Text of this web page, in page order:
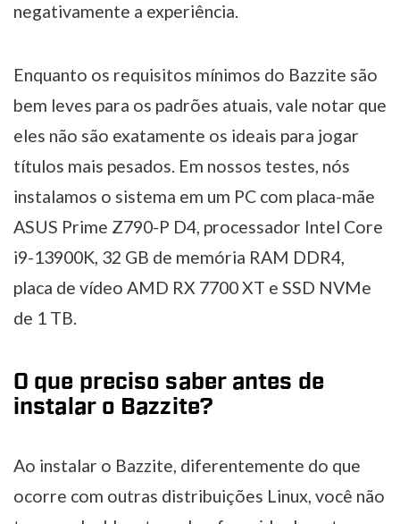
negativamente a experiência.
Enquanto os requisitos mínimos do Bazzite são
bem leves para os padrões atuais, vale notar que
eles não são exatamente os ideais para jogar
títulos mais pesados. Em nossos testes, nós
instalamos o sistema em um PC com placa-mãe
ASUS Prime Z790-P D4, processador Intel Core
i9-13900K, 32 GB de memória RAM DDR4,
placa de vídeo AMD RX 7700 XT e SSD NVMe
de 1 TB.
O que preciso saber antes de
instalar o Bazzite?
Ao instalar o Bazzite, diferentemente do que
ocorre com outras distribuições Linux, você não